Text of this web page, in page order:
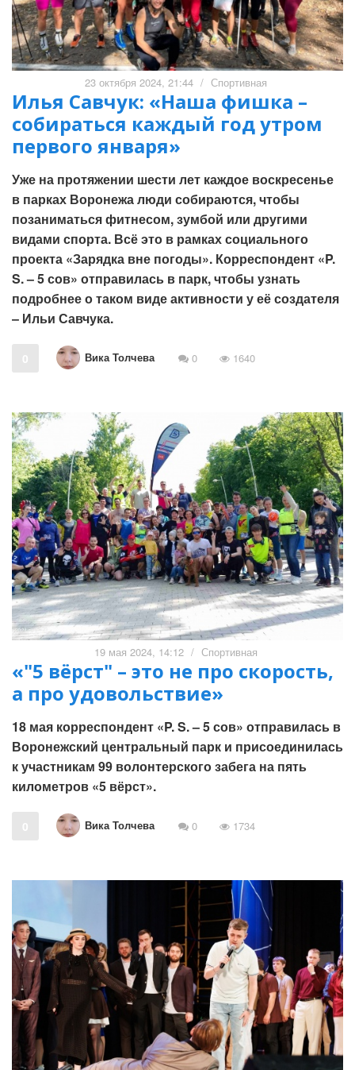
23 октября 2024, 21:44 / Спортивная
Илья Савчук: «Наша фишка –
собираться каждый год утром
первого января»
Уже на протяжении шести лет каждое воскресенье
в парках Воронежа люди собираются, чтобы
позаниматься фитнесом, зумбой или другими
видами спорта. Всё это в рамках социального
проекта «Зарядка вне погоды». Корреспондент «P.
S. – 5 сов» отправилась в парк, чтобы узнать
подробнее о таком виде активности у её создателя
– Ильи Савчука.
0 Вика Толчева 0 1640
19 мая 2024, 14:12 / Спортивная
«"5 вёрст" – это не про скорость,
а про удовольствие»
18 мая корреспондент «P. S. – 5 сов» отправилась в
Воронежский центральный парк и присоединилась
к участникам 99 волонтерского забега на пять
километров «5 вёрст».
0 Вика Толчева 0 1734